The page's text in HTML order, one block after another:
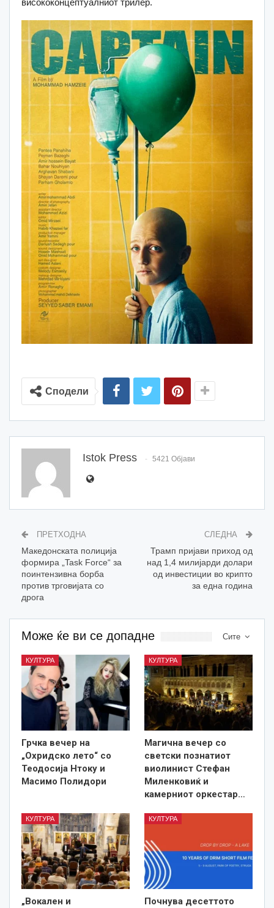
Сподели
Istok Press 5421 Објави
ПРЕТХОДНА
Македонската полиција
формира „Task Force“ за
поинтензивна борба
против трговијата со
дрога
СЛЕДНА
Трамп пријави приход од
над 1,4 милијарди долари
од инвестиции во крипто
за една година
Сите
Може ќе ви се допадне
КУЛТУРА
Грчка вечер на
„Охридско лето“ со
Теодосија Нтоку и
Масимо Полидори
КУЛТУРА
Магична вечер со
светски познатиот
виолинист Стефан
Миленковиќ и
камерниот оркестар…
КУЛТУРА
„Вокален и
КУЛТУРА
Почнува десеттото